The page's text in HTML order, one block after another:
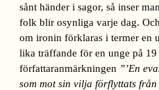
sånt händer i sagor, så inser
folk blir osynliga varje dag.
om ironin förklaras i termer en
lika träffande för en unge på
författaranmärkningen ”’En
som mot sin vilja förflyttats